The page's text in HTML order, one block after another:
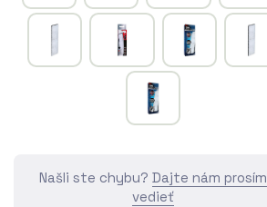
Našli ste chybu? Dajte nám prosím
vedieť